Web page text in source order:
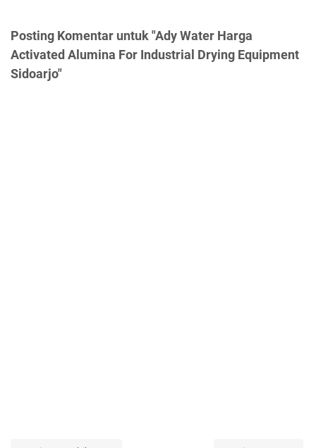
Posting Komentar untuk "Ady Water Harga
Activated Alumina For Industrial Drying Equipment
Sidoarjo"